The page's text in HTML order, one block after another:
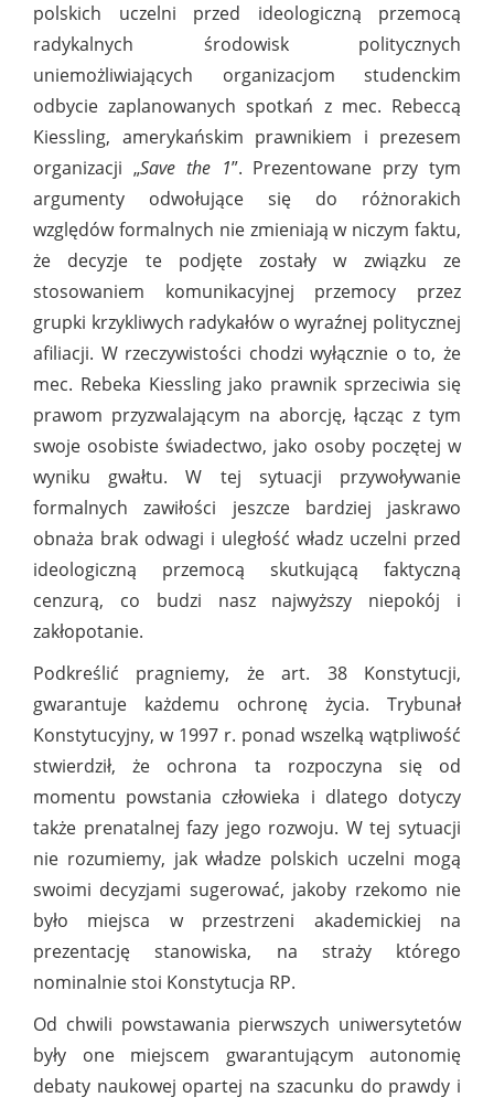
polskich uczelni przed ideologiczną przemocą
radykalnych środowisk politycznych
uniemożliwiających organizacjom studenckim
odbycie zaplanowanych spotkań z mec. Rebeccą
Kiessling, amerykańskim prawnikiem i prezesem
organizacji „Save the 1”. Prezentowane przy tym
argumenty odwołujące się do różnorakich
względów formalnych nie zmieniają w niczym faktu,
że decyzje te podjęte zostały w związku ze
stosowaniem komunikacyjnej przemocy przez
grupki krzykliwych radykałów o wyraźnej politycznej
afiliacji. W rzeczywistości chodzi wyłącznie o to, że
mec. Rebeka Kiessling jako prawnik sprzeciwia się
prawom przyzwalającym na aborcję, łącząc z tym
swoje osobiste świadectwo, jako osoby poczętej w
wyniku gwałtu. W tej sytuacji przywoływanie
formalnych zawiłości jeszcze bardziej jaskrawo
obnaża brak odwagi i uległość władz uczelni przed
ideologiczną przemocą skutkującą faktyczną
cenzurą, co budzi nasz najwyższy niepokój i
zakłopotanie.
Podkreślić pragniemy, że art. 38 Konstytucji,
gwarantuje każdemu ochronę życia. Trybunał
Konstytucyjny, w 1997 r. ponad wszelką wątpliwość
stwierdził, że ochrona ta rozpoczyna się od
momentu powstania człowieka i dlatego dotyczy
także prenatalnej fazy jego rozwoju. W tej sytuacji
nie rozumiemy, jak władze polskich uczelni mogą
swoimi decyzjami sugerować, jakoby rzekomo nie
było miejsca w przestrzeni akademickiej na
prezentację stanowiska, na straży którego
nominalnie stoi Konstytucja RP.
Od chwili powstawania pierwszych uniwersytetów
były one miejscem gwarantującym autonomię
debaty naukowej opartej na szacunku do prawdy i